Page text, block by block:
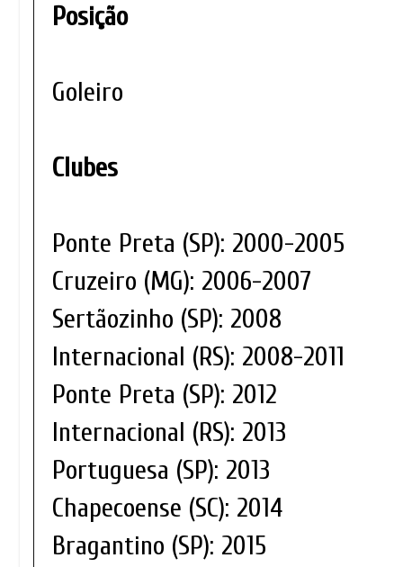
Posição
Goleiro
Clubes
Ponte Preta (SP): 2000-2005
Cruzeiro (MG): 2006-2007
Sertãozinho (SP): 2008
Internacional (RS): 2008-2011
Ponte Preta (SP): 2012
Internacional (RS): 2013
Portuguesa (SP): 2013
Chapecoense (SC): 2014
Bragantino (SP): 2015